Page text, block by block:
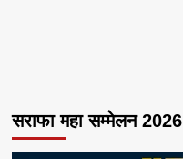
सराफा महा सम्मेलन 2026